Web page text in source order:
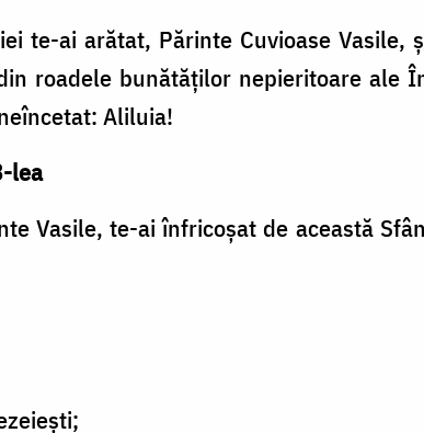
te-ai arătat, Părinte Cuvioase Vasile,
roadele bunătăților nepieritoare ale
Aliluia!
lea
Vasile, te-ai înfricoșat de această